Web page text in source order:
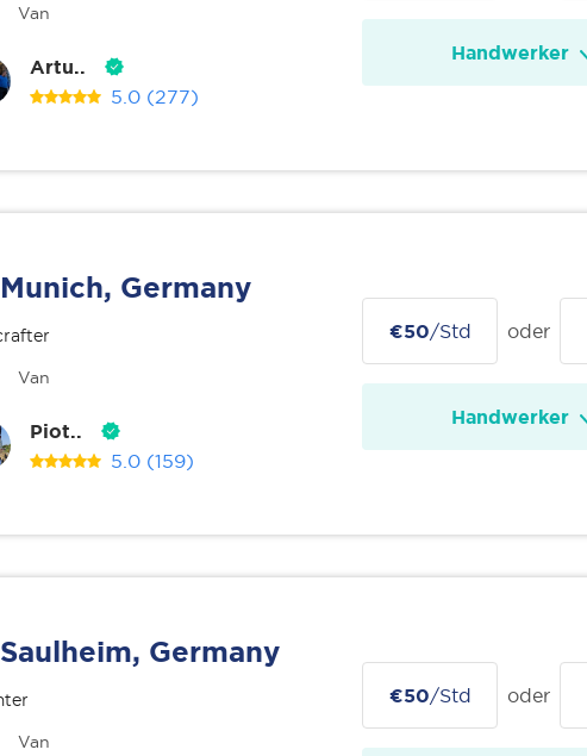
Van
Artu..
5.0 (277)
Handwerker
Munich, Germany
Van
Piot..
5.0 (159)
€50/Std oder
Handwerker
Saulheim, Germany
Van
€50/Std oder